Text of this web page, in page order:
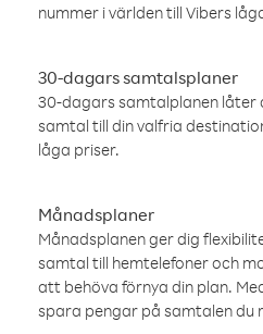
nummer i världen till Vibers
30-dagars samtalsplaner
30-dagars samtalplanen låter
samtal till din valfria
låga priser.
Månadsplaner
Månadsplanen ger dig
samtal till hemtelefoner och
att behöva förnya din plan.
spara pengar på samtalen du